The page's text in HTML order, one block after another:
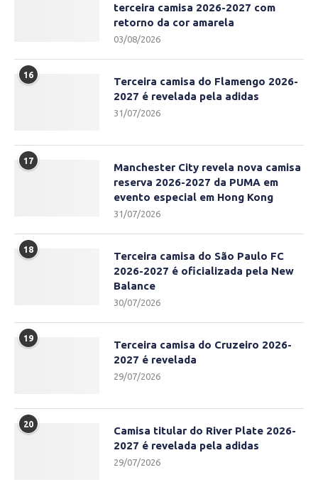
terceira camisa 2026-2027 com
retorno da cor amarela
03/08/2026
16
Terceira camisa do Flamengo 2026-
2027 é revelada pela adidas
31/07/2026
17
Manchester City revela nova camisa
reserva 2026-2027 da PUMA em
evento especial em Hong Kong
31/07/2026
18
Terceira camisa do São Paulo FC
2026-2027 é oficializada pela New
Balance
30/07/2026
19
Terceira camisa do Cruzeiro 2026-
2027 é revelada
29/07/2026
20
Camisa titular do River Plate 2026-
2027 é revelada pela adidas
29/07/2026